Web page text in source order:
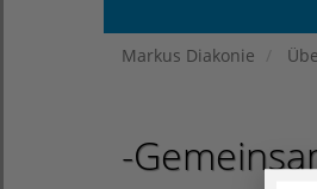
Markus Diakonie
-